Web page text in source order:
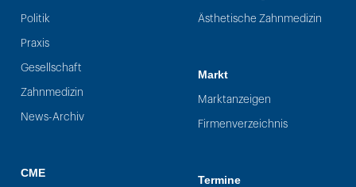
Politik
Praxis
Gesellschaft
Zahnmedizin
News-Archiv
CME
Ästhetische Zahnmedizin
Markt
Marktanzeigen
Firmenverzeichnis
Termine